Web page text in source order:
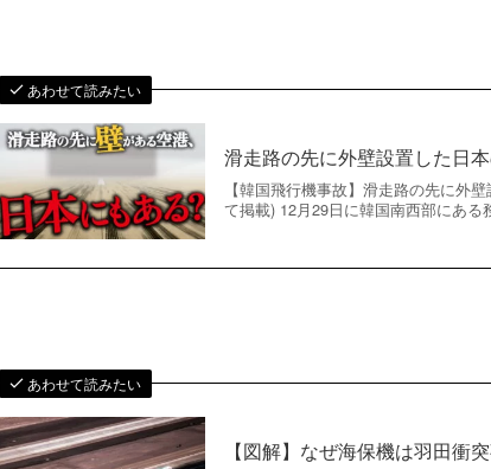
あわせて読みたい
滑走路の先に外壁設置した日
【韓国飛行機事故】滑走路の先に外
て掲載) 12月29日に韓国南西部にあ
あわせて読みたい
【図解】なぜ海保機は羽田衝